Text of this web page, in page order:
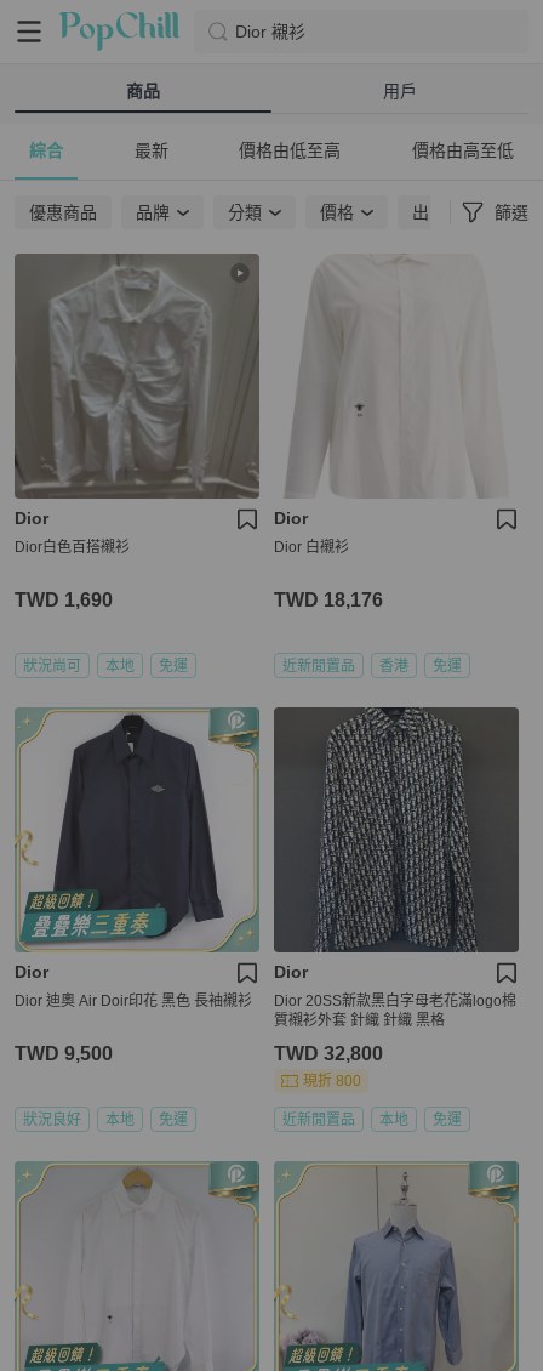
Dior 襯衫
商品 用戶
綜合 最新 價格由低至高 價格由高至低
優惠商品 品牌 分類 價格 出貨地點 篩選
Dior
Dior白色百搭襯衫
TWD 1,690
狀況尚可 本地 免運
Dior
Dior 白襯衫
TWD 18,176
近新閒置品 香港 免運
Dior
Dior 迪奧 Air Doir印花 黑色 長袖襯衫
TWD 9,500
狀況良好 本地 免運
Dior
Dior 20SS新款黑白字母老花滿logo棉
質襯衫外套 針織 針織 黑格
TWD 32,800
現折 800
近新閒置品 本地 免運